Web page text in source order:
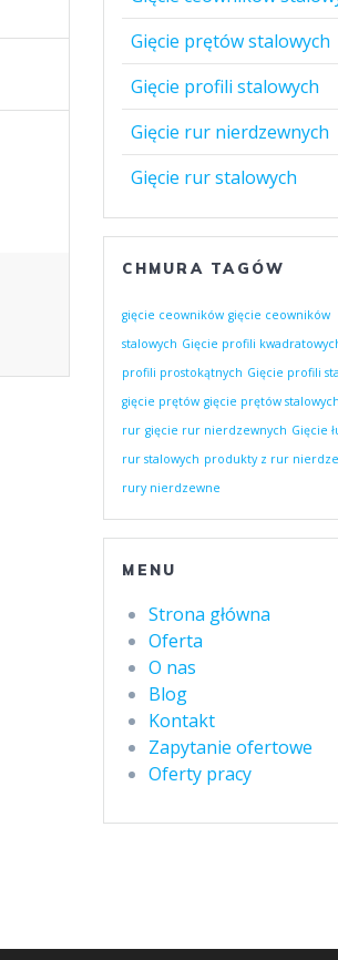
Gięcie prętów stalowych
Gięcie profili stalowych
Gięcie rur nierdzewnych
Gięcie rur stalowych
CHMURA TAGÓW
gięcie ceowników gięcie ceowników
stalowych Gięcie profili
profili prostokątnych Gięcie profili
gięcie prętów gięcie prętów stalowych
rur gięcie rur nierdzewnych Gięcie
rur stalowych produkty z rur
rury nierdzewne
MENU
Strona główna
Oferta
O nas
Blog
Kontakt
Zapytanie ofertowe
Oferty pracy